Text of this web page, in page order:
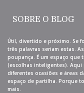
SOBRE O BLOG
Útil, divertido e próximo. Se
três palavras seriam estas.
poupança. É um espaço que
(escolhas inteligentes). Aqui
diferentes ocasiões e áreas
espaço de partilha. Porque
mais.